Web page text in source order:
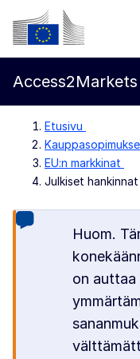
Siirry
Euroopan komissio
Access2Markets
Etusivu
EU:n markkinat
Julkiset hankinnat
Huom.
on auttaa